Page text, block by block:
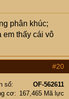
phân khúc;
em thấy cái vô
#20
số
OF-562611
cơ
167,465 Mã lực